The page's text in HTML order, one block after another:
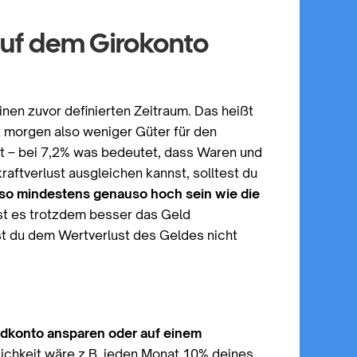
dem Girokonto
zuvor definierten Zeitraum. Das heißt
also weniger Güter für den
bei 7,2% was bedeutet, dass Waren und
ausgleichen kannst, solltest du
mindestens genauso hoch sein wie die
es trotzdem besser das Geld
du dem Wertverlust des Geldes nicht
ansparen oder auf einem
wäre z.B. jeden Monat 10% deines